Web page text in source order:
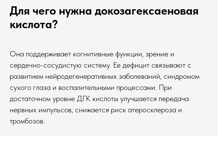
Для чего нужна докозагексаеновая
кислота?
Она поддерживает когнитивные функции, зрение и
сердечно-сосудистую систему. Ее дефицит связывают с
развитием нейродегенеративных заболеваний, синдромом
сухого глаза и воспалительными процессами. При
достаточном уровне ДГК кислоты улучшается передача
нервных импульсов, снижается риск атеросклероза и
тромбозов.